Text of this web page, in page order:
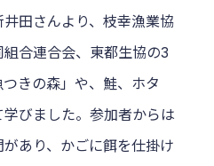
田さんより、枝幸漁業協
合連合会、東都生協の3
きの森」や、鮭、ホタ
びました。参加者からは
あり、かごに餌を仕掛け